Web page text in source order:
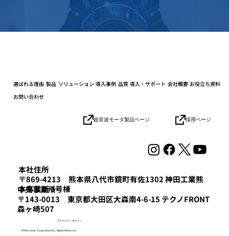
本社住所
〒869-4213 熊本県八代市鏡町有佐1302 神田工業熊
本事業所 3号棟
​中央事業所
〒143-0013 東京都大田区大森南4-6-15 テクノFRONT
森ヶ崎507
選ばれる理由 製品 ソリューション 導入事例 品質 導入・サポート 会社概要 お役立ち資料
お問い合わせ
超音波モータ製品ページ 採用ページ
プライバシーポリシー
©Piezo Sonic Corporation ALL Rights Reserved.